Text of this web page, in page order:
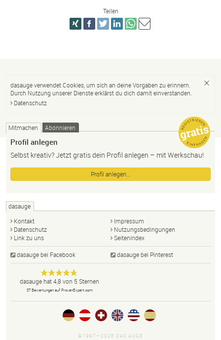
Teilen
dasauge verwendet Cookies, um sich an deine Vorgaben zu erinnern.
Durch Nutzung unserer Dienste erklärst du dich damit einverstanden.
Datenschutz
Mitmachen Abonnieren
Profil anlegen
Selbst kreativ? Jetzt gratis dein Profil anlegen – mit Werkschau!
Profil anlegen…
dasauge
Kontakt
Impressum
Datenschutz
Nutzungsbedingungen
Link zu uns
Seitenindex
dasauge bei Facebook dasauge bei Pinterest
dasauge
Designer,
Fotografen,
Agenturen,
Portfolios
und Jobs.
Anonym
dasauge hat4,8 von 5 Sternen
37Bewertungen auf ProvenExpert.com
©1997—2026 DAS AUGE